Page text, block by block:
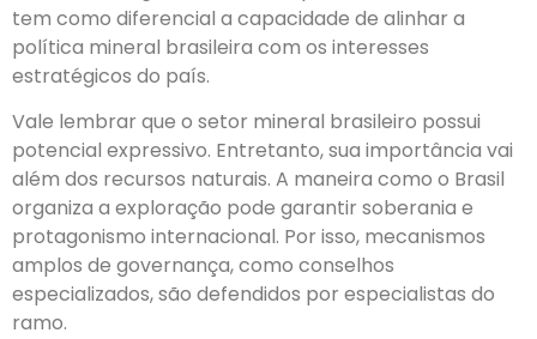
tem como diferencial a capacidade de alinhar a
política mineral brasileira com os interesses
estratégicos do país.
Vale lembrar que o setor mineral brasileiro possui
potencial expressivo. Entretanto, sua importância vai
além dos recursos naturais. A maneira como o Brasil
organiza a exploração pode garantir soberania e
protagonismo internacional. Por isso, mecanismos
amplos de governança, como conselhos
especializados, são defendidos por especialistas do
ramo.